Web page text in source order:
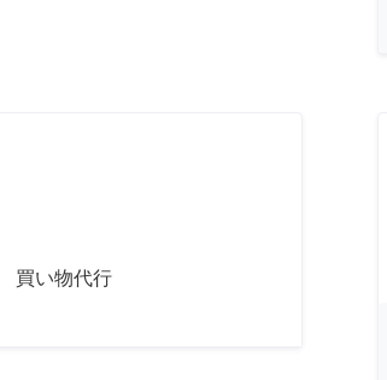
買い物代行